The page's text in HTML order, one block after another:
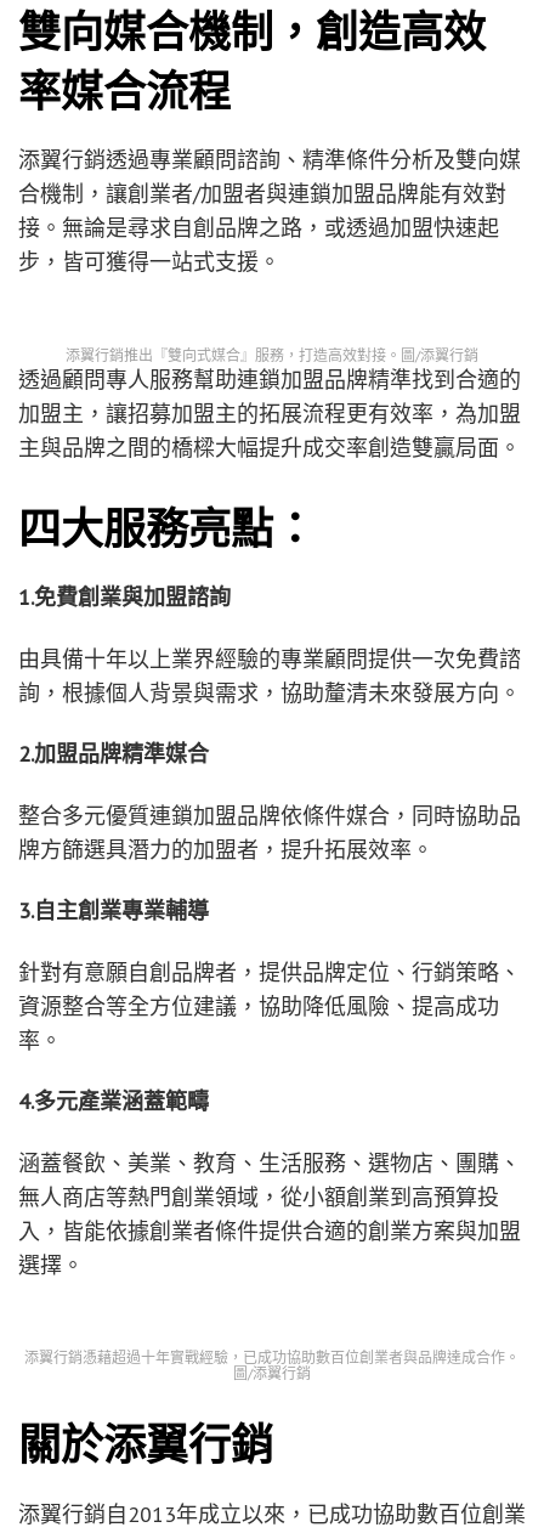
雙向媒合機制，創造高效
率媒合流程
添翼行銷透過專業顧問諮詢、精準條件分析及雙向媒
合機制，讓創業者/加盟者與連鎖加盟品牌能有效對
接。無論是尋求自創品牌之路，或透過加盟快速起
步，皆可獲得一站式支援。
添翼行銷推出『雙向式媒合』服務，打造高效對接。圖/添翼行銷
透過顧問專人服務幫助連鎖加盟品牌精準找到合適的
加盟主，讓招募加盟主的拓展流程更有效率，為加盟
主與品牌之間的橋樑大幅提升成交率創造雙贏局面。
四大服務亮點：
1.免費創業與加盟諮詢
由具備十年以上業界經驗的專業顧問提供一次免費諮
詢，根據個人背景與需求，協助釐清未來發展方向。
2.加盟品牌精準媒合
整合多元優質連鎖加盟品牌依條件媒合，同時協助品
牌方篩選具潛力的加盟者，提升拓展效率。
3.自主創業專業輔導
針對有意願自創品牌者，提供品牌定位、行銷策略、
資源整合等全方位建議，協助降低風險、提高成功
率。
4.多元產業涵蓋範疇
涵蓋餐飲、美業、教育、生活服務、選物店、團購、
無人商店等熱門創業領域，從小額創業到高預算投
入，皆能依據創業者條件提供合適的創業方案與加盟
選擇。
添翼行銷憑藉超過十年實戰經驗，已成功協助數百位創業者與品牌達成合作。
圖/添翼行銷
關於添翼行銷
添翼行銷自2013年成立以來，已成功協助數百位創業